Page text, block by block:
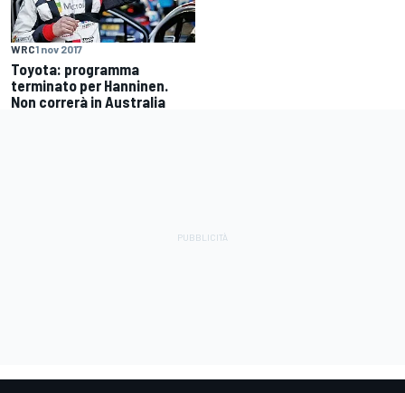
WRC1 nov 2017
Toyota: programma
terminato per Hanninen.
Non correrà in Australia